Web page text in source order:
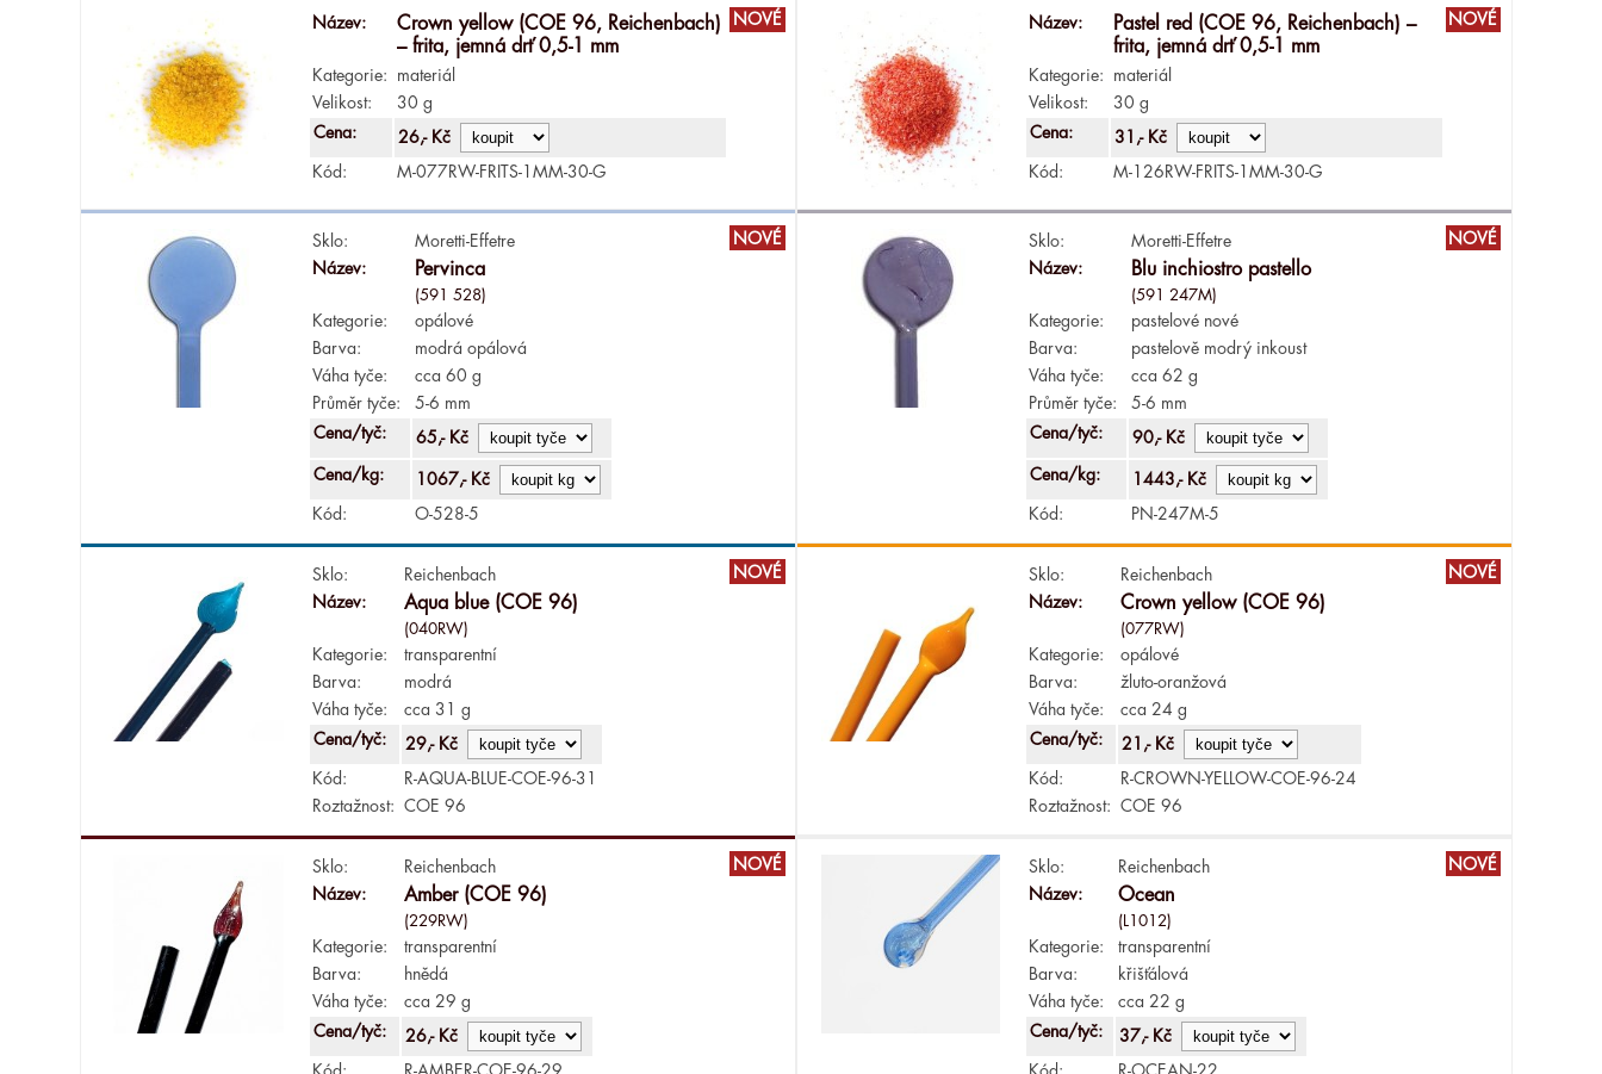
NOVÉ
Název:
Crown yellow (COE 96, Reichenbach)
– frita, jemná drť 0,5-1 mm
Kategorie:
materiál
Velikost:
30 g
Cena:
26,- Kč
Kód: M-077RW-FRITS-1MM-30-G
NOVÉ
Název:
Pastel red (COE 96, Reichenbach) –
frita, jemná drť 0,5-1 mm
Kategorie:
materiál
Velikost:
30 g
Cena:
31,- Kč
Kód: M-126RW-FRITS-1MM-30-G
NOVÉ
Sklo:
Moretti-Effetre
Název:
Pervinca
(591 528)
Kategorie:
opálové
Barva:
modrá opálová
Váha tyče:
cca 60 g
Průměr tyče:
5-6 mm
Cena/tyč:
65,- Kč
Cena/kg: 1067,- Kč
Kód: O-528-5
NOVÉ
Sklo:
Moretti-Effetre
Název:
Blu inchiostro pastello
(591 247M)
Kategorie:
pastelové nové
Barva:
pastelově modrý inkoust
Váha tyče:
cca 62 g
Průměr tyče:
5-6 mm
Cena/tyč:
90,- Kč
Cena/kg: 1443,- Kč
Kód: PN-247M-5
NOVÉ
Sklo:
Reichenbach
Název:
Aqua blue (COE 96)
(040RW)
Kategorie:
transparentní
Barva:
modrá
Váha tyče:
cca 31 g
Cena/tyč:
29,- Kč
Kód:
R-AQUA-BLUE-COE-96-31
Roztažnost:
COE 96
NOVÉ
Sklo:
Reichenbach
Název:
Crown yellow (COE 96)
(077RW)
Kategorie:
opálové
Barva:
žluto-oranžová
Váha tyče:
cca 24 g
Cena/tyč:
21,- Kč
Kód:
R-CROWN-YELLOW-COE-96-24
Roztažnost:
COE 96
NOVÉ
Sklo:
Reichenbach
Název:
Amber (COE 96)
(229RW)
Kategorie:
transparentní
Barva:
hnědá
Váha tyče:
cca 29 g
Cena/tyč:
26,- Kč
NOVÉ
Sklo:
Reichenbach
Název:
Ocean
(L1012)
Kategorie:
transparentní
Barva:
křišťálová
Váha tyče:
cca 22 g
Cena/tyč:
37,- Kč